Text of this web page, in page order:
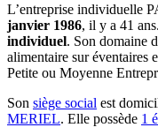
L’entreprise individuelle
janvier 1986, il y a 41 ans.
individuel. Son domaine
alimentaire sur éventaires
Petite ou Moyenne
Son siège social est
MERIEL. Elle possède 1